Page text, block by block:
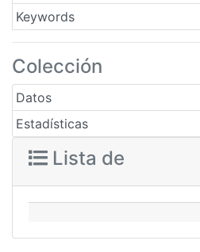
Keywords
Colección
Datos
Estadísticas
Lista de